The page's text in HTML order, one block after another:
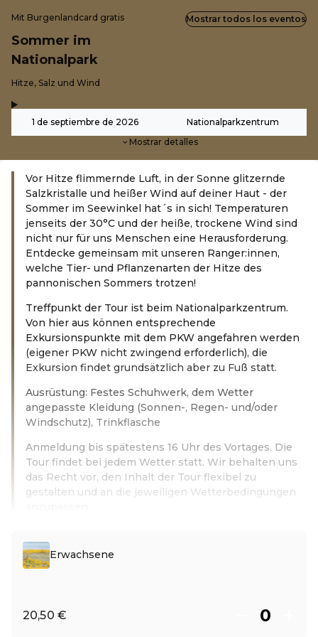
Mit Burgenlandcard gratis
Sommer im
Nationalpark
-Hitze, Salz und Wind
1 de septiembre de 2026 Nationalparkzentrum
Mostrar detalles
Mostrar todos los eventos
Vor Hitze flimmernde Luft, in der Sonne glitzernde
Salzkristalle und heißer Wind auf deiner Haut - der
Sommer im Seewinkel hat´s in sich! Temperaturen
jenseits der 30°C und der heiße, trockene Wind sind
nicht nur für uns Menschen eine Herausforderung.
Entdecke gemeinsam mit unseren Ranger:innen,
welche Tier- und Pflanzenarten der Hitze des
pannonischen Sommers trotzen!
Treffpunkt der Tour ist beim Nationalparkzentrum.
Von hier aus können entsprechende
Exkursionspunkte mit dem PKW angefahren werden
(eigener PKW nicht zwingend erforderlich), die
Exkursion findet grundsätzlich aber zu Fuß statt.
Ausrüstung: Festes Schuhwerk, dem Wetter
angepasste Kleidung (Sonnen-, Regen- und/oder
Windschutz), Trinkflasche
Anmeldung bis spätestens 16 Uhr des Vortages. Die
Tour findet bei jedem Wetter statt. Wir behalten uns
das Recht vor, den Inhalt der Tour flexibel zu
gestalten und an die jeweiligen Wetterbedingungen
Erwachsene
20,50 €